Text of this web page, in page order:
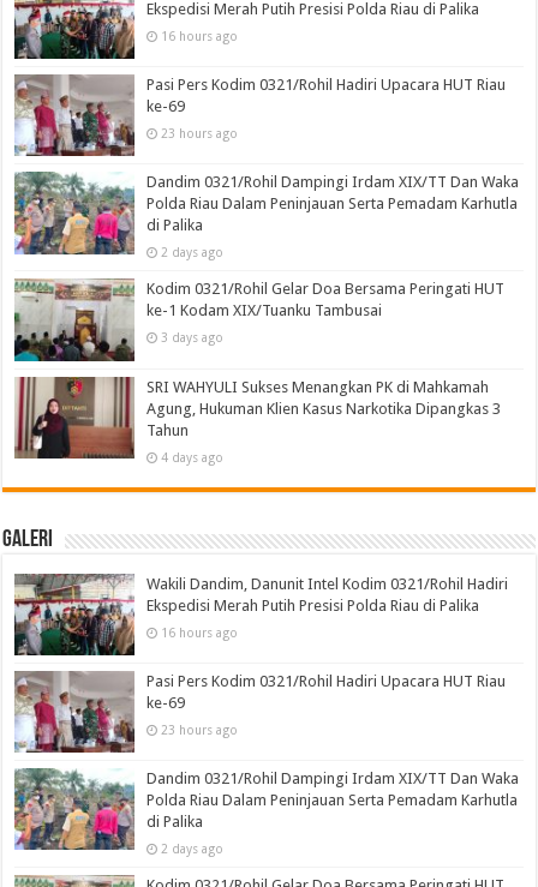
Ekspedisi Merah Putih Presisi Polda Riau di Palika
16 hours ago
Pasi Pers Kodim 0321/Rohil Hadiri Upacara HUT Riau
ke-69
23 hours ago
Dandim 0321/Rohil Dampingi Irdam XIX/TT Dan Waka
Polda Riau Dalam Peninjauan Serta Pemadam Karhutla
di Palika
2 days ago
Kodim 0321/Rohil Gelar Doa Bersama Peringati HUT
ke-1 Kodam XIX/Tuanku Tambusai
3 days ago
SRI WAHYULI Sukses Menangkan PK di Mahkamah
Agung, Hukuman Klien Kasus Narkotika Dipangkas 3
Tahun
4 days ago
Galeri
Wakili Dandim, Danunit Intel Kodim 0321/Rohil Hadiri
Ekspedisi Merah Putih Presisi Polda Riau di Palika
16 hours ago
Pasi Pers Kodim 0321/Rohil Hadiri Upacara HUT Riau
ke-69
23 hours ago
Dandim 0321/Rohil Dampingi Irdam XIX/TT Dan Waka
Polda Riau Dalam Peninjauan Serta Pemadam Karhutla
di Palika
2 days ago